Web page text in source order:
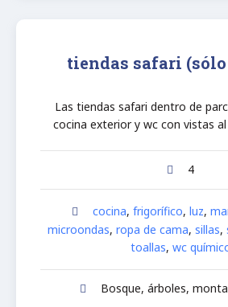
tiendas safari
Las tiendas safari dentro de
cocina exterior y wc con vistas
4
cocina, frigorífico, luz,
microondas, ropa de cama, sillas,
toallas, wc
Bosque, árboles,